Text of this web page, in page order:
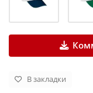
В закладки